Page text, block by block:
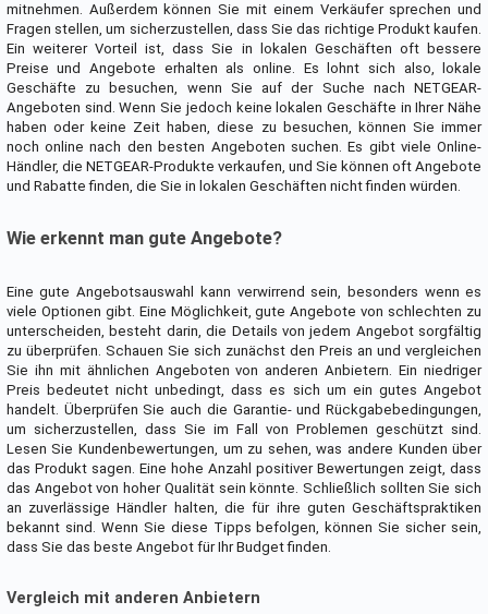
mitnehmen. Außerdem können Sie mit einem Verkäufer sprechen und
Fragen stellen, um sicherzustellen, dass Sie das richtige Produkt kaufen.
Ein weiterer Vorteil ist, dass Sie in lokalen Geschäften oft bessere
Preise und Angebote erhalten als online. Es lohnt sich also, lokale
Geschäfte zu besuchen, wenn Sie auf der Suche nach NETGEAR-
Angeboten sind. Wenn Sie jedoch keine lokalen Geschäfte in Ihrer Nähe
haben oder keine Zeit haben, diese zu besuchen, können Sie immer
noch online nach den besten Angeboten suchen. Es gibt viele Online-
Händler, die NETGEAR-Produkte verkaufen, und Sie können oft Angebote
und Rabatte finden, die Sie in lokalen Geschäften nicht finden würden.
Wie erkennt man gute Angebote?
Eine gute Angebotsauswahl kann verwirrend sein, besonders wenn es
viele Optionen gibt. Eine Möglichkeit, gute Angebote von schlechten zu
unterscheiden, besteht darin, die Details von jedem Angebot sorgfältig
zu überprüfen. Schauen Sie sich zunächst den Preis an und vergleichen
Sie ihn mit ähnlichen Angeboten von anderen Anbietern. Ein niedriger
Preis bedeutet nicht unbedingt, dass es sich um ein gutes Angebot
handelt. Überprüfen Sie auch die Garantie- und Rückgabebedingungen,
um sicherzustellen, dass Sie im Fall von Problemen geschützt sind.
Lesen Sie Kundenbewertungen, um zu sehen, was andere Kunden über
das Produkt sagen. Eine hohe Anzahl positiver Bewertungen zeigt, dass
das Angebot von hoher Qualität sein könnte. Schließlich sollten Sie sich
an zuverlässige Händler halten, die für ihre guten Geschäftspraktiken
bekannt sind. Wenn Sie diese Tipps befolgen, können Sie sicher sein,
dass Sie das beste Angebot für Ihr Budget finden.
Vergleich mit anderen Anbietern